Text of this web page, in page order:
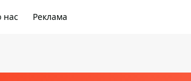
нас Реклама